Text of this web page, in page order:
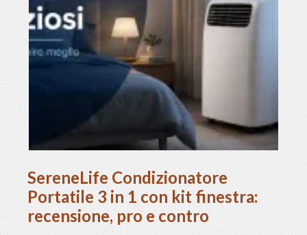
SereneLife Condizionatore
Portatile 3 in 1 con kit finestra:
recensione, pro e contro